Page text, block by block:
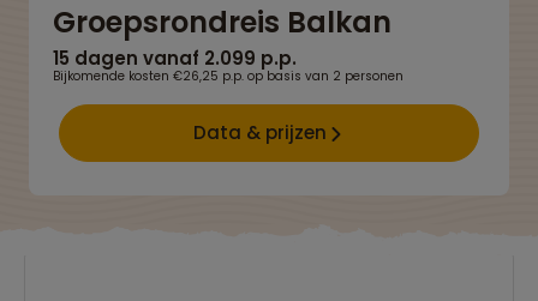
Groepsrondreis Balkan
15 dagen vanaf 2.099 p.p.
Bijkomende kosten €26,25 p.p. op basis van 2 personen
Data & prijzen